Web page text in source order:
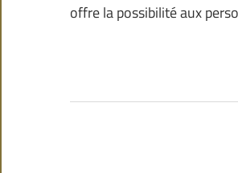
offre la possibilité aux